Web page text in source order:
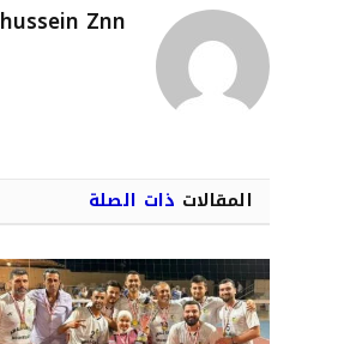
hussein Znn
المقالات ذات الصلة